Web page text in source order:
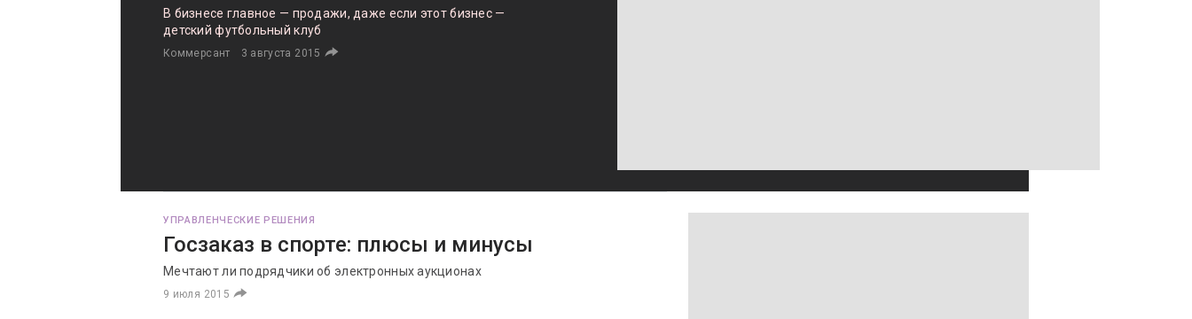
В бизнесе главное — продажи, даже если этот бизнес —
детский футбольный клуб
Коммерсант 3 августа 2015
УПРАВЛЕНЧЕСКИЕ РЕШЕНИЯ
Госзаказ в спорте: плюсы и минусы
Мечтают ли подрядчики об электронных аукционах
9 июля 2015